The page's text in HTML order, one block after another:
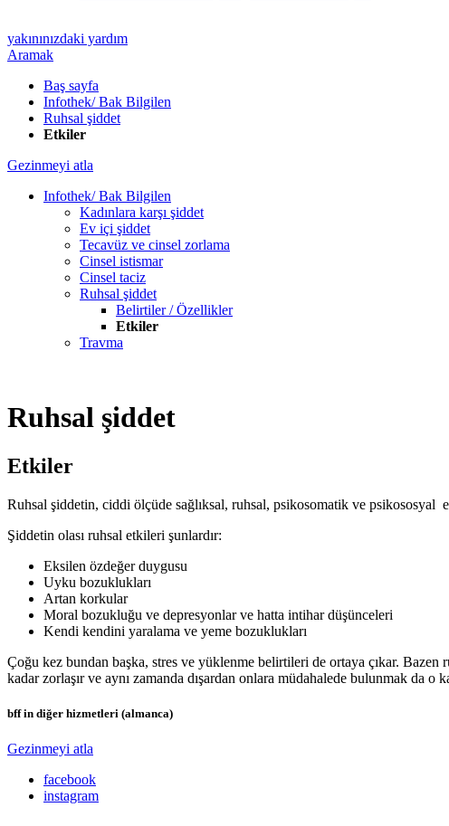
yakınınızdaki yardım
Aramak
Baş sayfa
Infothek/ Bak Bilgilen
Ruhsal şiddet
Etkiler
Gezinmeyi atla
Infothek/ Bak Bilgilen
Kadınlara karşı şiddet
Ev içi şiddet
Tecavüz ve cinsel zorlama
Cinsel istismar
Cinsel taciz
Ruhsal şiddet
Belirtiler / Özellikler
Etkiler
Travma
Ruhsal şiddet
Etkiler
Ruhsal şiddetin, ciddi ölçüde sağlıksal, ruhsal, psikosomatik ve psikososyal
Şiddetin olası ruhsal etkileri şunlardır:
Eksilen özdeğer duygusu
Uyku bozuklukları
Artan korkular
Moral bozukluğu ve depresyonlar ve hatta intihar düşünceleri
Kendi kendini yaralama ve yeme bozuklukları
Çoğu kez bundan başka, stres ve yüklenme belirtileri de ortaya çıkar. Bazen
kadar zorlaşır ve aynı zamanda dışardan onlara müdahalede bulunmak da o
bff in diğer hizmetleri (almanca)
Gezinmeyi atla
facebook
instagram